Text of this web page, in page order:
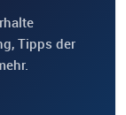
Tipps der